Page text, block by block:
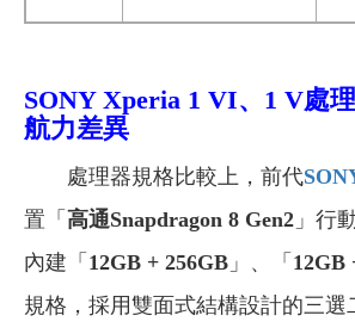
SONY Xperia 1 VI、1 V處
航力差異
處理器規格比較上，前代
置「 高通Snapdragon 8 Gen2 」行
內建「 12GB + 256GB 」、「 12GB
規格，採用雙面式結構設計的三選